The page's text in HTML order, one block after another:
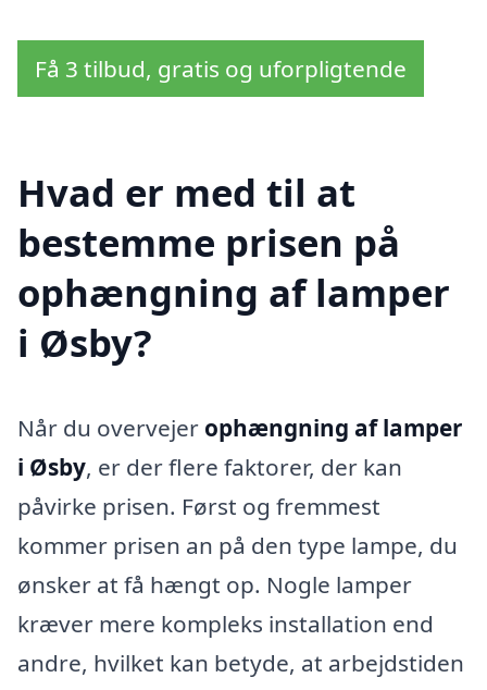
Få 3 tilbud, gratis og uforpligtende
Hvad er med til at
bestemme prisen på
ophængning af lamper
i Øsby?
Når du overvejer ophængning af lamper
i Øsby, er der flere faktorer, der kan
påvirke prisen. Først og fremmest
kommer prisen an på den type lampe, du
ønsker at få hængt op. Nogle lamper
kræver mere kompleks installation end
andre, hvilket kan betyde, at arbejdstiden